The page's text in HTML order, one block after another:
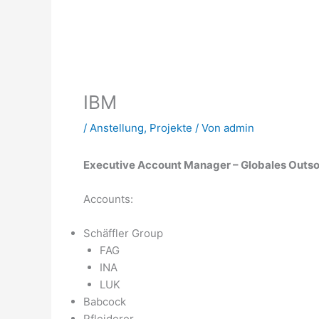
IBM
/ Anstellung, Projekte / Von admin
Executive Account Manager – Globales
Accounts:
Schäffler Group
FAG
INA
LUK
Babcock